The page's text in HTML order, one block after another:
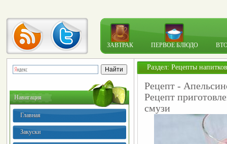
ЗАВТРАК ПЕРВОЕ БЛЮДО
Навигация
Главная
Закуски
Раздел: Рецепты напитков
Рецепт -
Рецепт
смузи